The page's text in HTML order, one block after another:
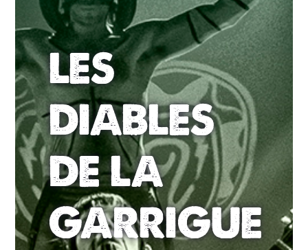
LES
DIABLES
DE LA
GARRIGUE